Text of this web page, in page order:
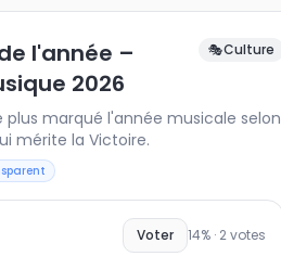
l'année –
2026
🎭Culture
marqué l'année musicale selon
mérite la Victoire.
Voter 14% · 2votes